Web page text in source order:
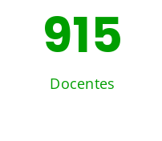
915
Docentes